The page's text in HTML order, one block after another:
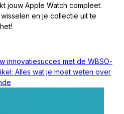
jouw Apple Watch compleet.
en je collectie uit te
innovatiesucces met de WBSO-
Alles wat je moet weten over